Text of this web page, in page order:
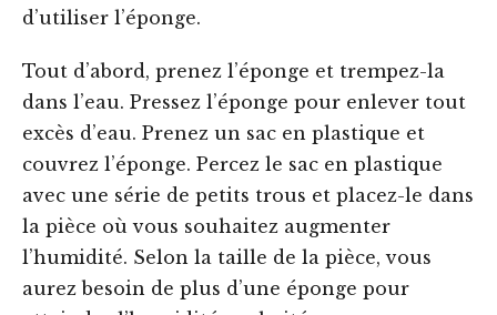
d’utiliser l’éponge.
Tout d’abord, prenez l’éponge et trempez-la
dans l’eau. Pressez l’éponge pour enlever tout
excès d’eau. Prenez un sac en plastique et
couvrez l’éponge. Percez le sac en plastique
avec une série de petits trous et placez-le dans
la pièce où vous souhaitez augmenter
l’humidité. Selon la taille de la pièce, vous
aurez besoin de plus d’une éponge pour